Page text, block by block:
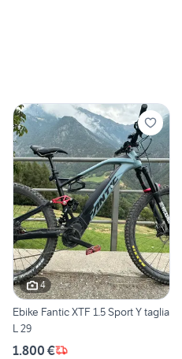
4
Ebike Fantic XTF 1.5 Sport Y taglia
L 29
1.800 €